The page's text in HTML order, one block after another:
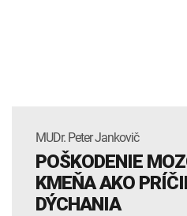
MUDr. Peter Jankovič
POŠKODENIE
KMEŇA AKO
DÝCHANIA